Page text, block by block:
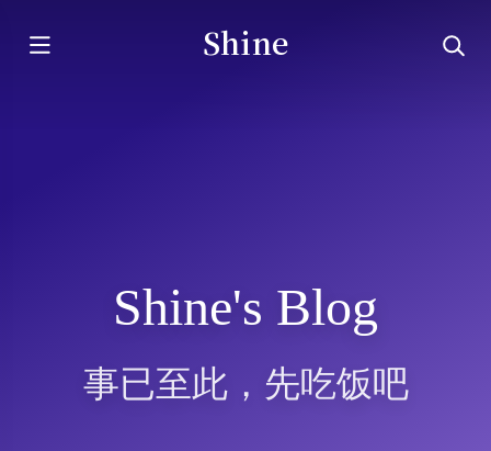
Shine
Shine's Blog
事已至此，先吃饭吧